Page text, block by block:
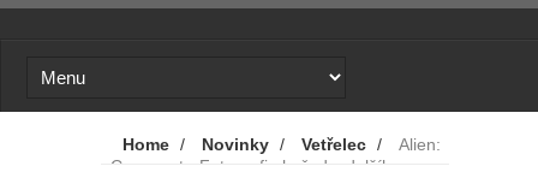
Home / Novinky / Vetřelec /
Alien:
Covenant - Fotografie hvězd z dalšího